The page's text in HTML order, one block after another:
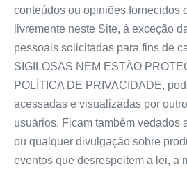
conteúdos ou opiniões fornecidos
livremente neste Site, à exceção
pessoais solicitadas para fins de
SIGILOSAS NEM ESTÃO
POLÍTICA DE PRIVACIDADE,
acessadas e visualizadas por
usuários. Ficam também vedados
ou qualquer divulgação sobre
eventos que desrespeitem a lei, a